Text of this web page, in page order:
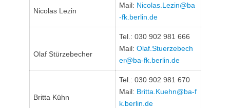
Nicolas Lezin
Mail: Nicolas.Lezin@ba
-fk.berlin.de
Olaf Stürzebecher
Tel.: 030 902 981 666
Mail: Olaf.Stuerzebech
er@ba-fk.berlin.de
Britta Kühn
Tel.: 030 902 981 670
Mail: Britta.Kuehn@ba-f
k.berlin.de